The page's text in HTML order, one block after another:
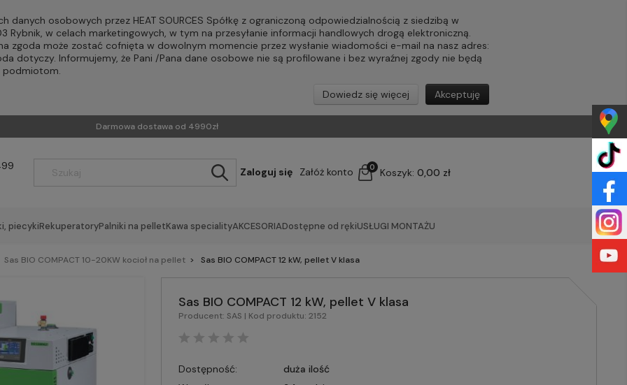
danych osobowych przez HEAT SOURCES Spółkę z ograniczoną odpowiedzialnością z siedzibą w
Rybnik, w celach marketingowych, w tym na przesyłanie informacji handlowych drogą elektroniczną.
zgoda może zostać cofnięta w dowolnym momencie przez wysłanie wiadomości e-mail na nasz adres:
dotyczy. Informujemy, że Pani /Pana dane osobowe nie są profilowane i bez wyraźnej zgody nie będą
podmiotom.
Akceptuję
Dowiedz się więcej
Darmowa dostawa od 4990zł
Zaloguj się Załóż konto Koszyk: 0,00 zł
0
piecykiRekuperatoryPalniki na pelletKawa specialityAKCESORIADostępne od rękiUSŁUGI MONTAŻU
Sas BIO COMPACT 10-20KW kocioł na pellet Sas BIO COMPACT 12 kW, pellet V klasa
Sas BIO COMPACT 12 kW, pellet V klasa
Producent:SAS | Kod produktu: 2152
Dostępność:
duża ilość